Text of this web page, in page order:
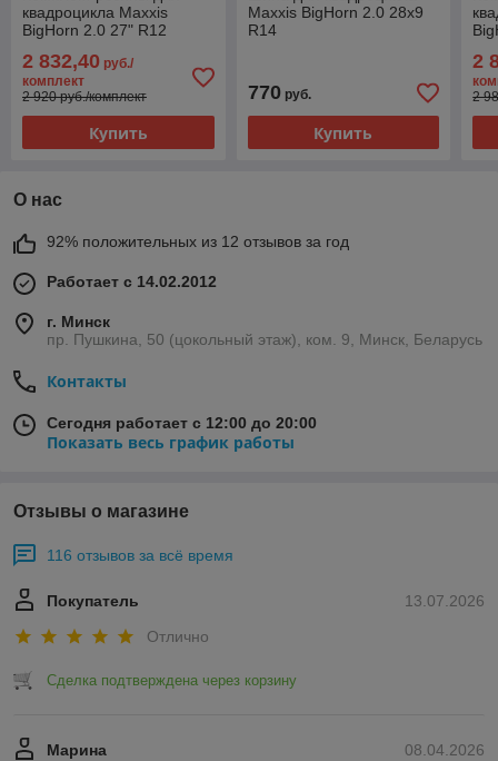
квадроцикла Maxxis
BigHorn 2.0 27" R12
2 832,40 руб./
комплект
2 920 руб./комплект
Купить
Maxxis BigHorn 2.0 28x9
R14
770руб.
Купить
2
2
О нас
92% положительных из 12 отзывов за год
Работает с 14.02.2012
г. Минск
пр. Пушкина, 50 (цокольный этаж), ком. 9, Минск, Беларусь
Контакты
Сегодня работает с 12:00 до 20:00
Показать весь график работы
Отзывы о магазине
116 отзывов за всё время
13.07.2026
Покупатель
Отлично
Сделка подтверждена через корзину
08.04.2026
Марина